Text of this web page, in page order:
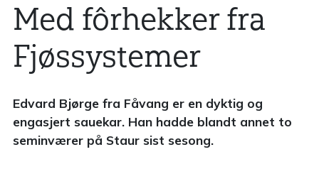
Med fôrhekker fra
Fjøssystemer
Edvard Bjørge fra Fåvang er en dyktig og
engasjert sauekar. Han hadde blandt annet to
seminværer på Staur sist sesong.